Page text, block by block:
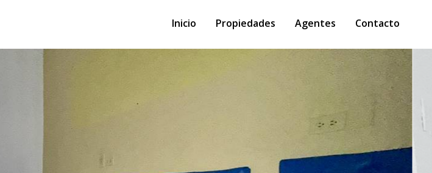
Inicio Propiedades Agentes Contacto